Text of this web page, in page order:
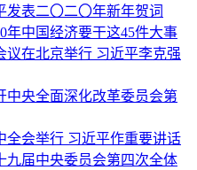
发表二〇二〇年新年贺词
年中国经济要干这45件大事
议在北京举行 习近平李克强
中央全面深化改革委员会第
全会举行 习近平作重要讲话
九届中央委员会第四次全体